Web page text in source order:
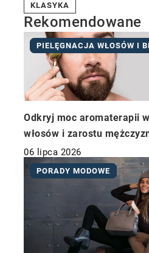
KLASYKA
Rekomendowane
PIELĘGNACJA WŁOSÓW I
Odkryj moc aromaterapii
włosów i zarostu
06 lipca 2026
PORADY MODOWE